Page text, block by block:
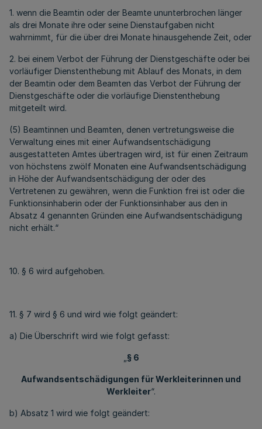
1. wenn die Beamtin oder der Beamte ununterbrochen länger
als drei Monate ihre oder seine Dienstaufgaben nicht
wahrnimmt, für die über drei Monate hinausgehende Zeit, oder
2. bei einem Verbot der Führung der Dienstgeschäfte oder bei
vorläufiger Dienstenthebung mit Ablauf des Monats, in dem
der Beamtin oder dem Beamten das Verbot der Führung der
Dienstgeschäfte oder die vorläufige Dienstenthebung
mitgeteilt wird.
(5) Beamtinnen und Beamten, denen vertretungsweise die
Verwaltung eines mit einer Aufwandsentschädigung
ausgestatteten Amtes übertragen wird, ist für einen Zeitraum
von höchstens zwölf Monaten eine Aufwandsentschädigung
in Höhe der Aufwandsentschädigung der oder des
Vertretenen zu gewähren, wenn die Funktion frei ist oder die
Funktionsinhaberin oder der Funktionsinhaber aus den in
Absatz 4 genannten Gründen eine Aufwandsentschädigung
nicht erhält.“
10. § 6 wird aufgehoben.
11. § 7 wird § 6 und wird wie folgt geändert:
a) Die Überschrift wird wie folgt gefasst:
§ 6
Aufwandsentschädigungen für Werkleiterinnen und
Werkleiter“.
b) Absatz 1 wird wie folgt geändert: